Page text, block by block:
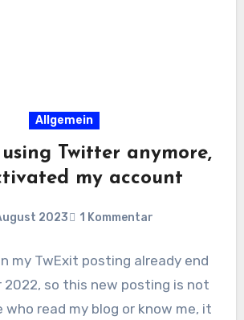
Allgemein
Twitter anymore,
my account
2023 1 Kommentar
my TwExit posting already end
2022, so this new posting is not
read my blog or know me, it